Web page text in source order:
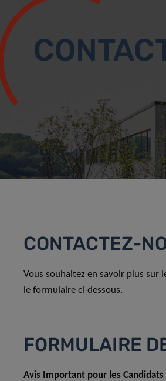
CONTACTEZ-
Vous souhaitez en savoir plus sur
le formulaire ci-dessous.
FORMULAIRE
Avis Important pour les Candidats